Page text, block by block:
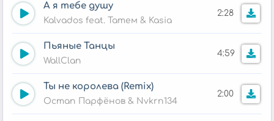
А я тебе душу
Kalvados feat. Татем & Kasia
2:28
Пьяные Танцы
WallClan
4:59
Ты не королева (Remix)
Остап Парфёнов & Nvkrn134
2:00